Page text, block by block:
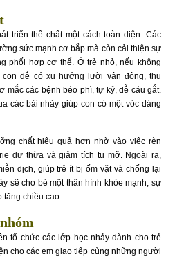
triển thể chất một cách toàn diện. Các
sức mạnh cơ bắp mà còn cải thiện sự
phối hợp cơ thể. Ở trẻ nhỏ, nếu không
dễ có xu hướng lười vận động, thu
mắc các bệnh béo phì, tự kỷ, dễ cáu gắt.
các bài nhảy giúp con có một vóc dáng
chất hiệu quả hơn nhờ vào việc rèn
dư thừa và giảm tích tụ mỡ. Ngoài ra,
dịch, giúp trẻ ít bị ốm vặt và chống lại
sẽ cho bé một thân hình khỏe mạnh, sự
tăng chiều cao.
tổ chức các lớp học nhảy dành cho trẻ
cho các em giao tiếp cùng những người